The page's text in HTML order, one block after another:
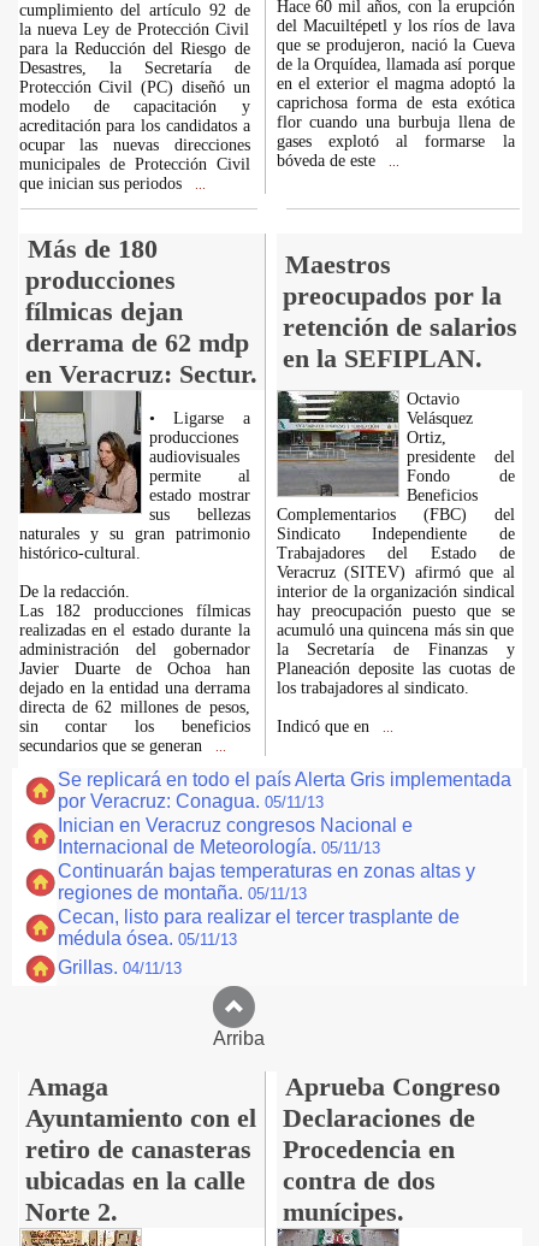
cumplimiento del artículo 92 de
la nueva Ley de Protección Civil
para la Reducción del Riesgo de
Desastres, la Secretaría de
Protección Civil (PC) diseñó un
modelo de capacitación y
acreditación para los candidatos a
ocupar las nuevas direcciones
municipales de Protección Civil
que inician sus periodos
Hace 60 mil años, con la erupción
del Macuiltépetl y los ríos de lava
que se produjeron, nació la Cueva
de la Orquídea, llamada así porque
en el exterior el magma adoptó la
caprichosa forma de esta exótica
flor cuando una burbuja llena de
gases explotó al formarse la
bóveda de este
Más de 180
producciones
fílmicas dejan
derrama de 62 mdp
en Veracruz: Sectur.
Maestros
preocupados por la
retención de salarios
en la SEFIPLAN.
• Ligarse a
producciones
audiovisuales
permite al
estado mostrar
sus bellezas
naturales y su gran patrimonio
histórico-cultural.
De la redacción.
Las 182 producciones fílmicas
realizadas en el estado durante la
administración del gobernador
Javier Duarte de Ochoa han
dejado en la entidad una derrama
directa de 62 millones de pesos,
sin contar los beneficios
secundarios que se generan
Octavio
Velásquez
Ortiz,
presidente del
Fondo de
Beneficios
Complementarios (FBC) del
Sindicato Independiente de
Trabajadores del Estado de
Veracruz (SITEV) afirmó que al
interior de la organización sindical
hay preocupación puesto que se
acumuló una quincena más sin que
la Secretaría de Finanzas y
Planeación deposite las cuotas de
los trabajadores al sindicato.
Indicó que en
Se replicará en todo el país Alerta Gris implementada
por Veracruz: Conagua. 05/11/13
Inician en Veracruz congresos Nacional e
Internacional de Meteorología. 05/11/13
Continuarán bajas temperaturas en zonas altas y
regiones de montaña. 05/11/13
Cecan, listo para realizar el tercer trasplante de
médula ósea. 05/11/13
Grillas. 04/11/13
Arriba
Amaga
Ayuntamiento con el
retiro de canasteras
ubicadas en la calle
Norte 2.
Aprueba Congreso
Declaraciones de
Procedencia en
contra de dos
munícipes.